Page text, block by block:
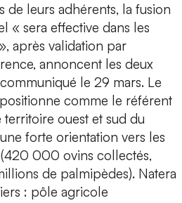
de leurs adhérents, la fusion
« sera effective dans les
après validation par
annoncent les deux
le 29 mars. Le
comme le référent
ouest et sud du
forte orientation vers les
000 ovins collectés,
de palmipèdes). Natera
: pôle agricole